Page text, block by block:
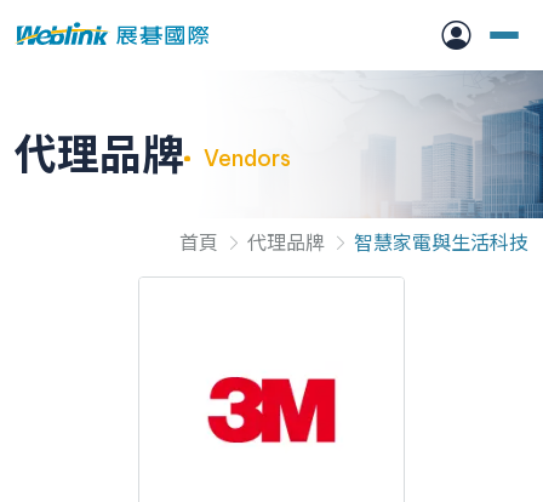
代理品牌 Vendors
首頁 代理品牌 智慧家電與生活科技